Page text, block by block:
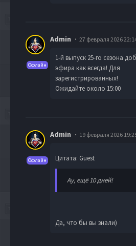
Офлайн
Admin 27 февраля 2026
1-й выпуск 25-го сезона
эфира как всегда! Для
зарегистрированных!
Ожидайте около 15:00
Офлайн
Admin 19 февраля 2026
Цитата: Guest
Ау, ещё 10 дней!
Да, что бы вы знали)